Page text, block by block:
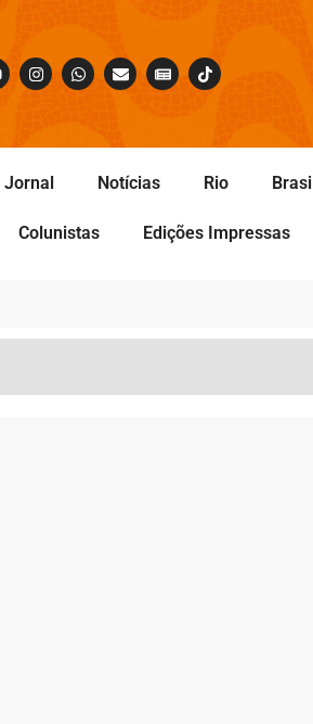
Notícias Rio Brasil
Colunistas Edições Impressas